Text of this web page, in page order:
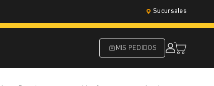
Sucursales
MIS PEDIDOS